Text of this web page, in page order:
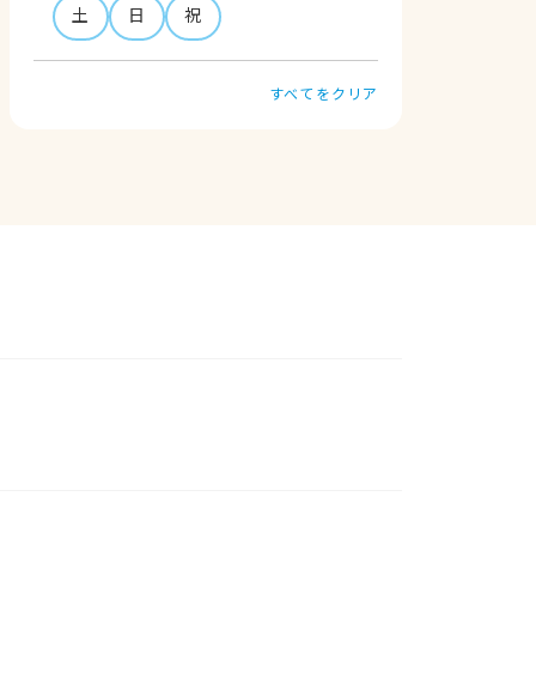
土
日 祝
すべてをクリア